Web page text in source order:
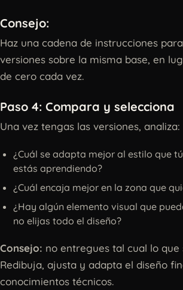
Consejo:
Haz una cadena de instrucciones
versiones sobre la misma base, en
de cero cada vez.
Paso 4: Compara y selecciona
Una vez tengas las versiones, analiza:
¿Cuál se adapta mejor al estilo que
estás aprendiendo?
¿Cuál encaja mejor en la zona que
¿Hay algún elemento visual que
no elijas todo el diseño?
Consejo: no entregues tal cual lo que
Redibuja, ajusta y adapta el diseño
conocimientos técnicos.